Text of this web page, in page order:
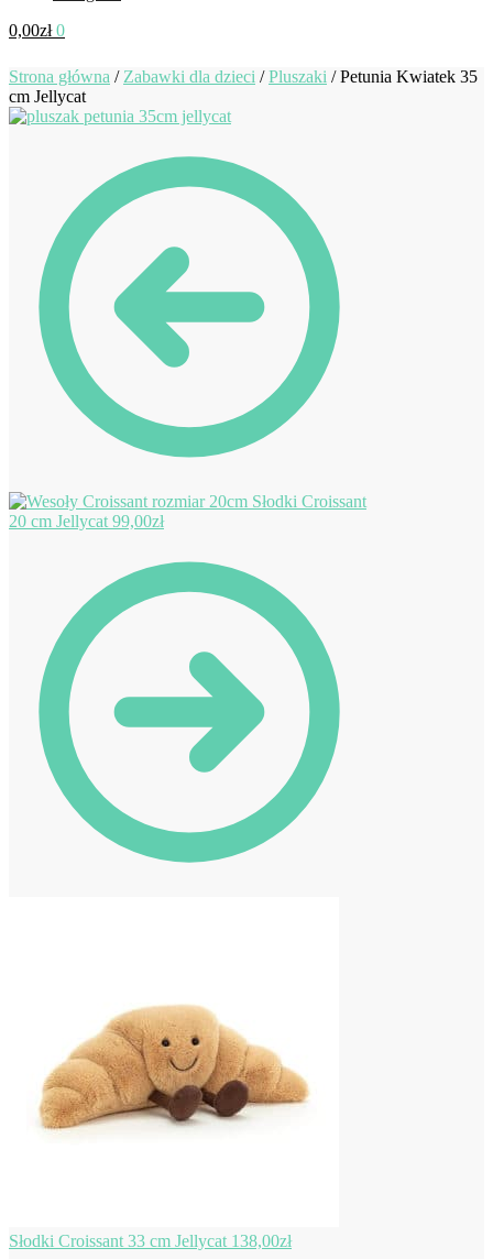
0,00zł 0
Strona główna / Zabawki dla dzieci /Pluszaki /Petunia Kwiatek 35
cm Jellycat
Słodki Croissant
20 cm Jellycat 99,00zł
Słodki Croissant 33 cm Jellycat 138,00zł